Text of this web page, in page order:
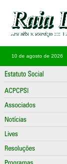
10 de agosto de 2026